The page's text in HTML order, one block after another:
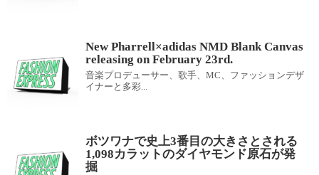
New Pharrell×adidas NMD Blank Canvas
releasing on February 23rd.
音楽プロデューサー、歌手、MC、ファッションデザ
イナーと多彩...
ボツワナで史上3番目の大きさとされる
1,098カラットのダイヤモンド原石が発
掘